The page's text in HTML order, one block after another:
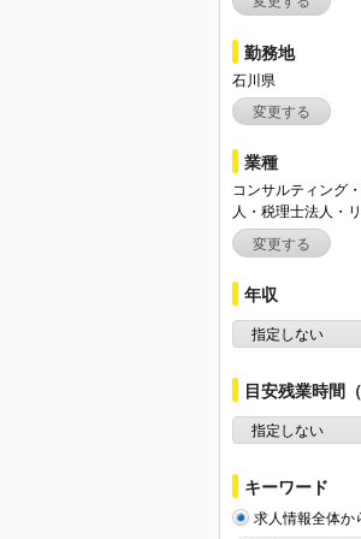
勤務地
石川県
変更する
業種
コンサルティング
人・税理士法人・
変更する
年収
指定しない
目安残業時間（
指定しない
キーワード
求人情報全体か